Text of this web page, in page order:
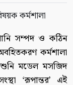
সম্পদ ও কঠিন
কর্মশালা
মডেল মসজিদ
‘রূপান্তর’ এই